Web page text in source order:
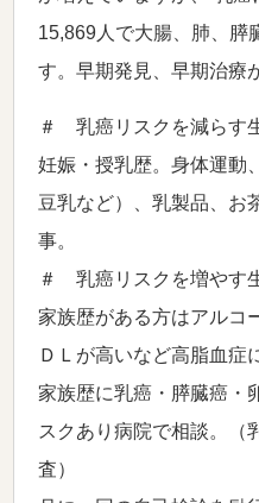
15,869人で大腸、肺、膵
す。早期発見、早期治療
＃ 乳癌リスクを減らす
妊娠・授乳歴。身体運動
豆乳など）、乳製品、お
事。
＃ 乳癌リスクを増やす
家族歴がある方はアルコ
ＤＬが高いなど高脂血症
家族歴に乳癌・膵臓癌・
スクあり病院で相談。（
査）